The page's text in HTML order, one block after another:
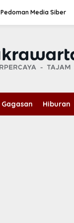
Pedoman Media Siber
Gagasan Hiburan